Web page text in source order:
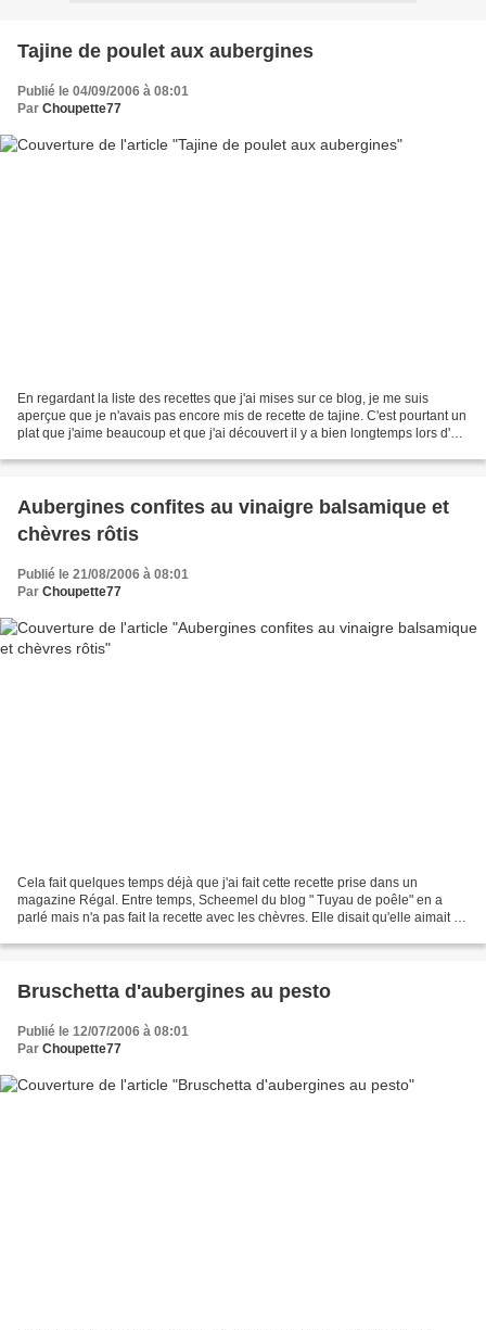
Tajine de poulet aux aubergines
Publié le 04/09/2006 à 08:01
Par Choupette77
En regardant la liste des recettes que j'ai mises sur ce blog, je me suis
aperçue que je n'avais pas encore mis de recette de tajine. C'est pourtant un
plat que j'aime beaucoup et que j'ai découvert il y a bien longtemps lors d'un
Aubergines confites au vinaigre balsamique et
chèvres rôtis
Publié le 21/08/2006 à 08:01
Par Choupette77
Cela fait quelques temps déjà que j'ai fait cette recette prise dans un
magazine Régal. Entre temps, Scheemel du blog " Tuyau de poêle" en a
parlé mais n'a pas fait la recette avec les chèvres. Elle disait qu'elle aimait ce
Bruschetta d'aubergines au pesto
Publié le 12/07/2006 à 08:01
Par Choupette77